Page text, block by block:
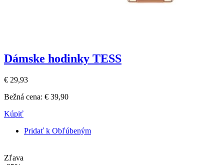
Dámske hodinky TESS
€ 29,93
Bežná cena: € 39,90
Kúpiť
Pridať k Obľúbeným
Zľava